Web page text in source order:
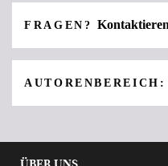
FRAGEN?